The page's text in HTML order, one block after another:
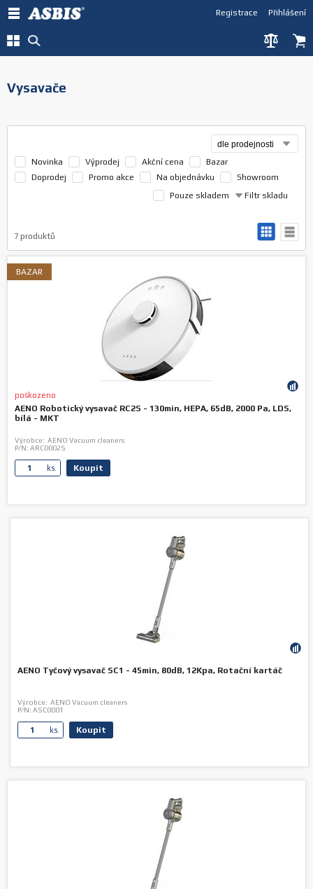
Přihlášení
Registrace
Vysavače
Novinka Výprodej Akční cena
Bazar
Doprodej
Promo akce Na objednávku
Showroom
Filtr skladu
Pouze skladem
7 produktů
BAZAR
poškozeno
AENO Robotický vysavač RC2S - 130min, HEPA, 65dB, 2000 Pa, LDS,
bílá - MKT
Výrobce: AENO Vacuum cleaners
P/N: ARC0002S
ks. Koupit
AENO Tyčový vysavač SC1 - 45min, 80dB, 12Kpa, Rotační kartáč
Výrobce: AENO Vacuum cleaners
P/N: ASC0001
ks. Koupit